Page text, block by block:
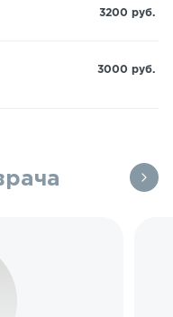
3200 руб.
3000 руб.